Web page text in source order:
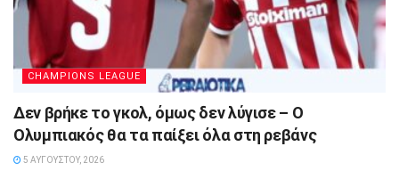
CHAMPIONS LEAGUE
Δεν βρήκε το γκολ, όμως δεν λύγισε – Ο
Ολυμπιακός θα τα παίξει όλα στη ρεβάνς
5 ΑΥΓΟΎΣΤΟΥ, 2026